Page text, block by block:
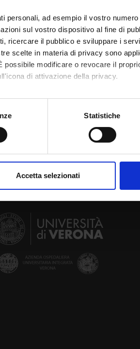
personali, ad esempio il vostro
sul vostro dispositivo al fine di
ricercare il pubblico e sviluppare i
scelte in materia di privacy sono
modificare o revocare il
di attivazione della privacy.
geografica, con un'approssimazione
dalla Dichiarazione sui cookie.
Statistiche
Accetta selezionati
VERONA
non ancora assegnato